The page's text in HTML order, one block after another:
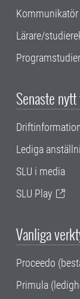
Kommunikatör
Lärare/
Senaste
Lediga
SLU i media
SLU Play
Vanliga
Proceedo
Primula